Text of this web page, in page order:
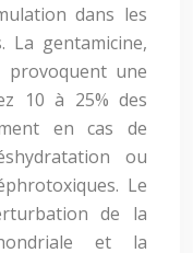
dans les
La gentamicine,
provoquent une
10 à 25% des
en cas de
ou
Le
de la
et la